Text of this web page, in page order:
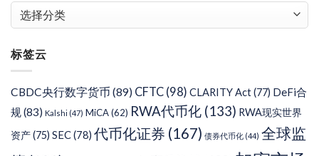
章
类
标签云
CBDC央行数字货币 (89) CFTC (98) CLARITY Act(77) DeFi合
规(83) Kalshi (47) MiCA(62) RWA代币化 (133) RWA现实世界
资产(75) SEC(78) 代币化证券 (167) 债券代币化 (44) 全球监